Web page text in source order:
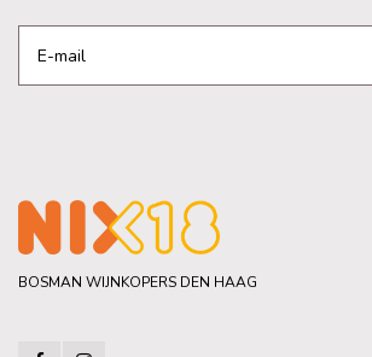
BOSMAN WIJNKOPERS DEN HAAG